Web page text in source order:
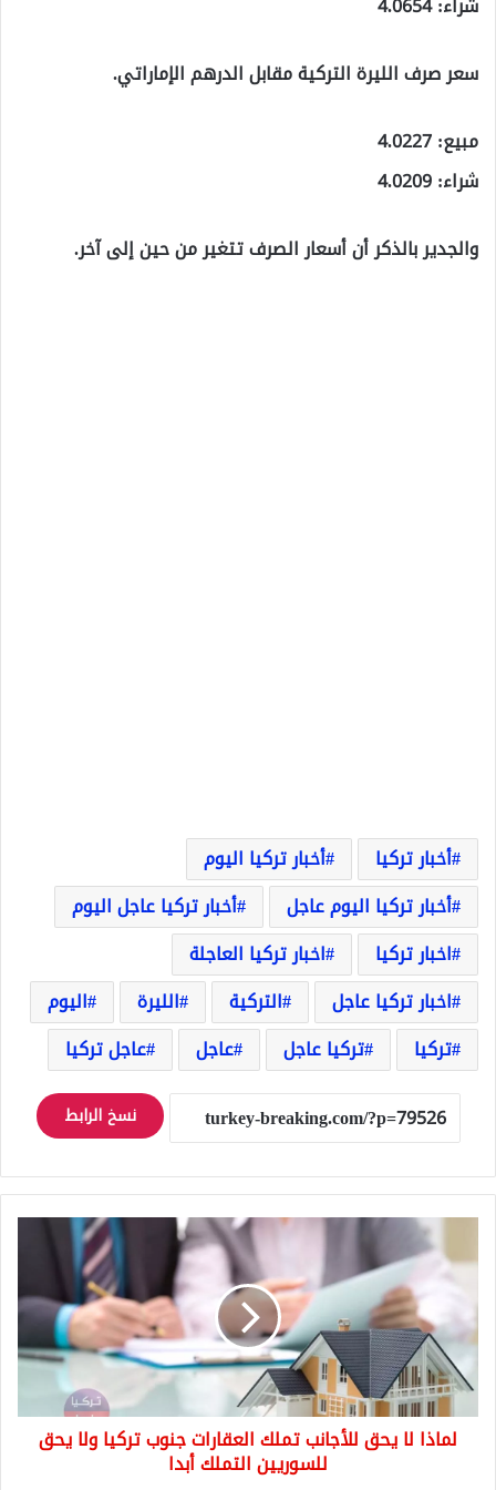
سعر صرف الليرة التركية مقابل الدرهم الإماراتي.
مبيع: 4.0227
شراء: 4.0209
والجدير بالذكر أن أسعار الصرف تتغير من حين إلى آخر.
أخبار تركيا
أخبار تركيا اليوم
أخبار تركيا اليوم عاجل
أخبار تركيا عاجل اليوم
اخبار تركيا
اخبار تركيا العاجلة
اخبار تركيا عاجل
التركية الليرة
اليوم
تركيا
تركيا عاجل عاجل عاجل تركيا
نسخ الرابط
يحق
تملك
العقارات
جنوب
تركيا
ولا
يحقلماذا لا يحق للأجانب تملك العقارات جنوب تركيا ولا يحق
للسوريين التملك أبدا